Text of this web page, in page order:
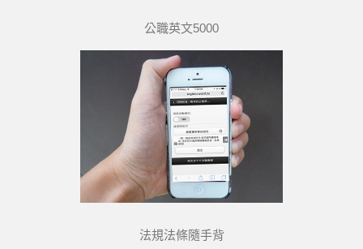
公職英文5000
法規法條隨手背